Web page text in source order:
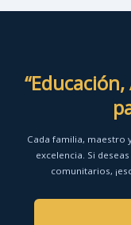
Cada familia, maestro
excelencia. Si
comunitarios,